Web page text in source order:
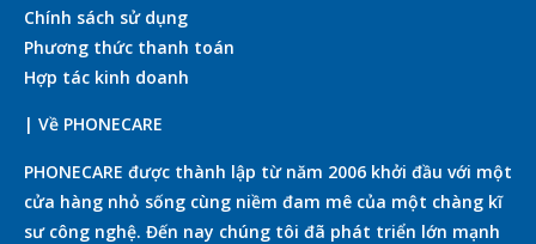
Chính sách sử dụng
Phương thức thanh toán
Hợp tác kinh doanh
| Về PHONECARE
PHONECARE được thành lập từ năm 2006 khởi đầu với một
cửa hàng nhỏ sống cùng niềm đam mê của một chàng kĩ
sư công nghệ. Đến nay chúng tôi đã phát triển lớn mạnh